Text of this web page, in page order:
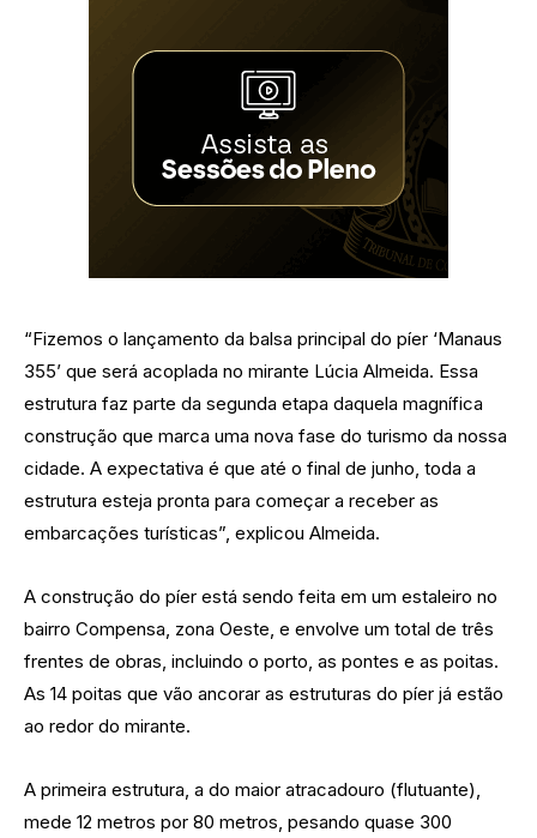
“Fizemos o lançamento da balsa principal do píer ‘Manaus
355’ que será acoplada no mirante Lúcia Almeida. Essa
estrutura faz parte da segunda etapa daquela magnífica
construção que marca uma nova fase do turismo da nossa
cidade. A expectativa é que até o final de junho, toda a
estrutura esteja pronta para começar a receber as
embarcações turísticas”, explicou Almeida.
A construção do píer está sendo feita em um estaleiro no
bairro Compensa, zona Oeste, e envolve um total de três
frentes de obras, incluindo o porto, as pontes e as poitas.
As 14 poitas que vão ancorar as estruturas do píer já estão
ao redor do mirante.
A primeira estrutura, a do maior atracadouro (flutuante),
mede 12 metros por 80 metros, pesando quase 300